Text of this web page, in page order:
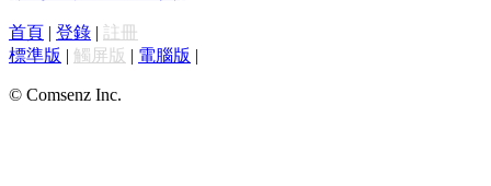
首頁 | 登錄 | 註冊
標準版 | 觸屏版 | 電腦版 |
© Comsenz Inc.